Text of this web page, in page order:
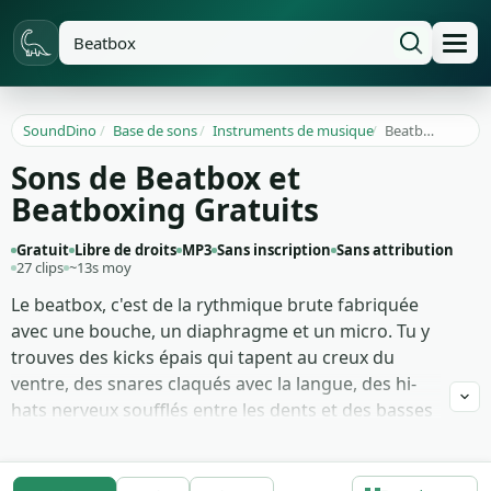
SoundDino/ Base de sons/ Instruments de musique/ Beatbox
Sons de Beatbox et
Beatboxing Gratuits
Gratuit Libre de droits MP3 Sans inscription Sans attribution
27 clips ~13s moy
Le beatbox, c'est de la rythmique brute fabriquée
avec une bouche, un diaphragme et un micro. Tu y
trouves des kicks épais qui tapent au creux du
ventre, des snares claqués avec la langue, des hi-
hats nerveux soufflés entre les dents et des basses
C'est l'esprit street, mais tout reste jouable en a